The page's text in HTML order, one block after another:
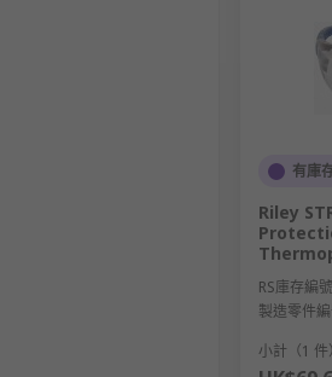
有庫
Riley
RS庫存編號
製造零件
小計（1 件）